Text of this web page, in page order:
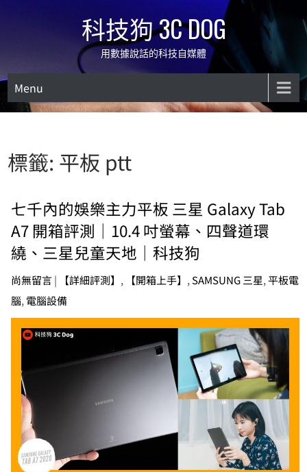
科技狗 3C DOG
用數據說話的科技自媒體
Menu
標籤: 平板 ptt
七千內的娛樂主力平板 三星 Galaxy Tab
A7 開箱評測｜10.4 吋螢幕、四聲道環
繞、三星兒童天地｜科技狗
尚無留言| 【詳細評測】 , 【開箱上手】 , SAMSUNG 三星,平板電
腦, 電腦設備